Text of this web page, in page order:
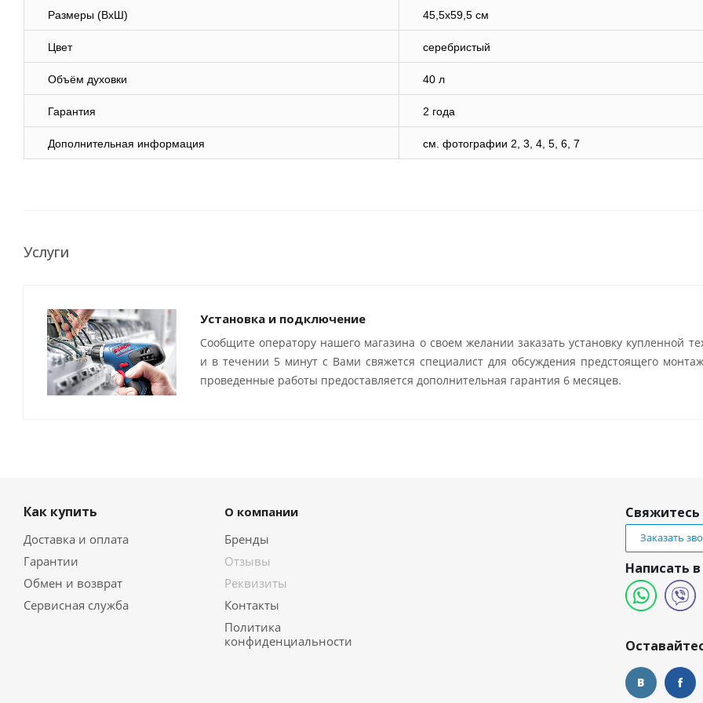
Размеры (ВхШ) 45,5х59,5 см
Цвет серебристый
Объём духовки 40 л
Гарантия 2 года
Дополнительная информация cм. фотографии 2, 3, 4, 5, 6, 7
Услуги
Установка и подключение
Сообщите оператору нашего магазина о своем желании заказать установку купленной
и в течении 5 минут с Вами свяжется специалист для обсуждения предстоящего
проведенные работы предоставляется дополнительная гарантия 6 месяцев.
Как купить
Доставка и оплата
Гарантии
Обмен и возврат
Сервисная служба
О компании
Бренды
Отзывы
Реквизиты
Контакты
Политика
конфиденциальности
Свяжитесь
Заказать
Написать